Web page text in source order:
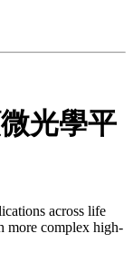
光學平
across life
more complex high-